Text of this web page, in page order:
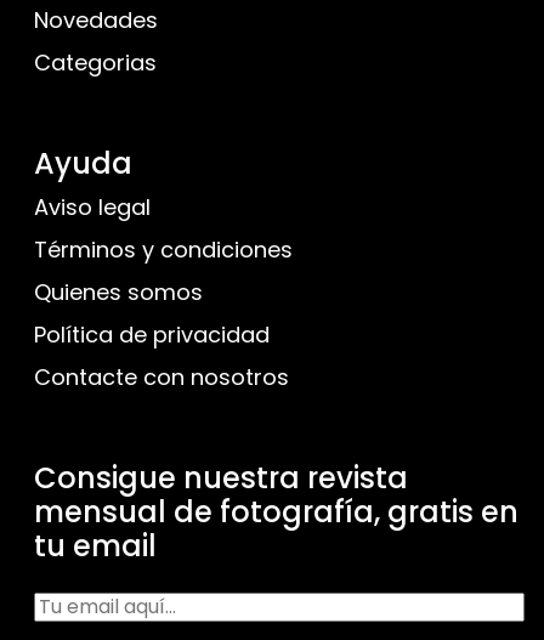
Novedades
Categorias
Ayuda
Aviso legal
Términos y condiciones
Quienes somos
Política de privacidad
Contacte con nosotros
Consigue nuestra revista
mensual de fotografía, gratis en
tu email